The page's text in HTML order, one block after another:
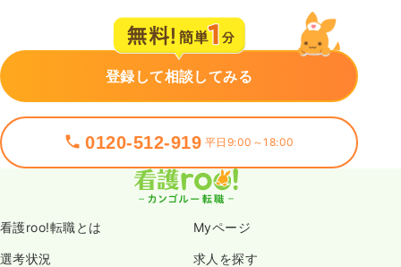
登録して相談してみる
0120-512-919 平日9:00～18:00
看護roo!転職とは Myページ
選考状況 求人を探す